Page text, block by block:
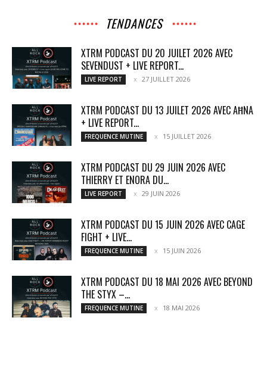
TENDANCES
XTRM PODCAST DU 20 JUILET 2026 AVEC
SEVENDUST + LIVE REPORT...
LIVE REPORT 27 JUILLET 2026
XTRM PODCAST DU 13 JUILET 2026 AVEC AĦNA
+ LIVE REPORT...
FREQUENCE MUTINE 15 JUILLET 2026
XTRM PODCAST DU 29 JUIN 2026 AVEC
THIERRY ET ENORA DU...
LIVE REPORT 29 JUIN 2026
XTRM PODCAST DU 15 JUIN 2026 AVEC CAGE
FIGHT + LIVE...
FREQUENCE MUTINE 15 JUIN 2026
XTRM PODCAST DU 18 MAI 2026 AVEC BEYOND
THE STYX –...
FREQUENCE MUTINE 18 MAI 2026